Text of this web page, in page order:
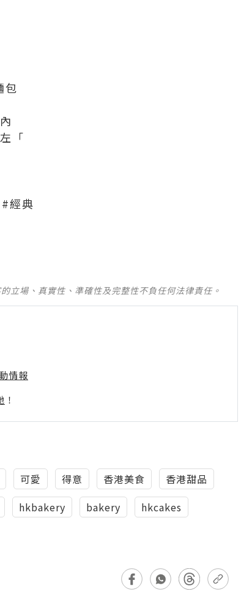
包
「
經典
立場、真實性、準確性及完整性不負任何法律責任。
情報
！
可愛 得意 香港美食
香港甜品
hkbakery bakery
hkcakes